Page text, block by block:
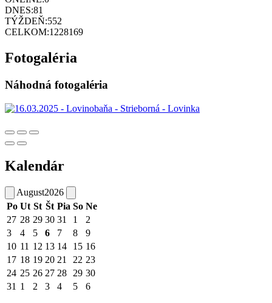
DNES:81
TÝŽDEŇ:552
CELKOM:1228169
Fotogaléria
Náhodná fotogaléria
Kalendár
August2026
Po Ut St Št Pia So Ne
27 28 29 30 31 1
2
3
4 5 6 7 8
9
10 11 12 13 14 15 16
17 18 19 20 21 22 23
24 25 26 27 28 29 30
31 1 2 3 4 5 6